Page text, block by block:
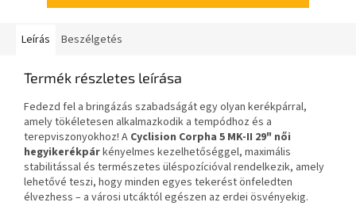
Leírás Beszélgetés
Termék részletes leírása
Fedezd fel a bringázás szabadságát egy olyan kerékpárral,
amely tökéletesen alkalmazkodik a tempódhoz és a
terepviszonyokhoz! A Cyclision Corpha 5 MK-II 29" női
hegyikerékpárkényelmes kezelhetőséggel, maximális
stabilitással és természetes üléspozícióval rendelkezik, amely
lehetővé teszi, hogy minden egyes tekerést önfeledten
élvezhess – a városi utcáktól egészen az erdei ösvényekig.